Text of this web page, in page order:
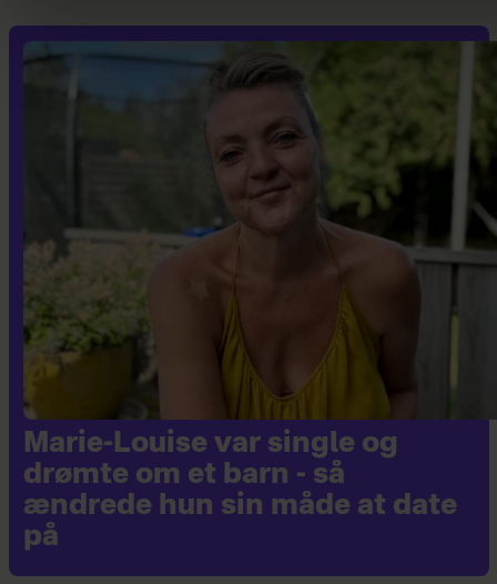
Marie-Louise var single og
drømte om et barn - så
ændrede hun sin måde at date
på